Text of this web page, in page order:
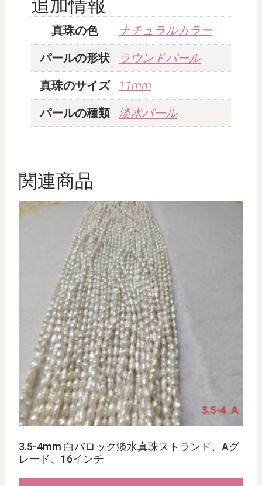
追加情報
真珠の色
ナチュラルカラー
パールの形状
ラウンドパール
真珠のサイズ
11mm
パールの種類
淡水パール
関連商品
3.5-4mm 白バロック淡水真珠ストランド、Aグ
レード、16インチ